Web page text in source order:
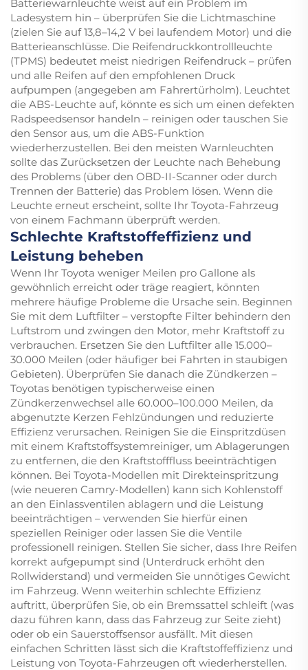
Batteriewarnleuchte weist auf ein Problem im
Ladesystem hin – überprüfen Sie die Lichtmaschine
(zielen Sie auf 13,8–14,2 V bei laufendem Motor) und die
Batterieanschlüsse. Die Reifendruckkontrollleuchte
(TPMS) bedeutet meist niedrigen Reifendruck – prüfen
und alle Reifen auf den empfohlenen Druck
aufpumpen (angegeben am Fahrertürholm). Leuchtet
die ABS-Leuchte auf, könnte es sich um einen defekten
Radspeedsensor handeln – reinigen oder tauschen Sie
den Sensor aus, um die ABS-Funktion
wiederherzustellen. Bei den meisten Warnleuchten
sollte das Zurücksetzen der Leuchte nach Behebung
des Problems (über den OBD-II-Scanner oder durch
Trennen der Batterie) das Problem lösen. Wenn die
Leuchte erneut erscheint, sollte Ihr Toyota-Fahrzeug
von einem Fachmann überprüft werden.
Schlechte Kraftstoffeffizienz und
Leistung beheben
Wenn Ihr Toyota weniger Meilen pro Gallone als
gewöhnlich erreicht oder träge reagiert, könnten
mehrere häufige Probleme die Ursache sein. Beginnen
Sie mit dem Luftfilter – verstopfte Filter behindern den
Luftstrom und zwingen den Motor, mehr Kraftstoff zu
verbrauchen. Ersetzen Sie den Luftfilter alle 15.000–
30.000 Meilen (oder häufiger bei Fahrten in staubigen
Gebieten). Überprüfen Sie danach die Zündkerzen –
Toyotas benötigen typischerweise einen
Zündkerzenwechsel alle 60.000–100.000 Meilen, da
abgenutzte Kerzen Fehlzündungen und reduzierte
Effizienz verursachen. Reinigen Sie die Einspritzdüsen
mit einem Kraftstoffsystemreiniger, um Ablagerungen
zu entfernen, die den Kraftstofffluss beeinträchtigen
können. Bei Toyota-Modellen mit Direkteinspritzung
(wie neueren Camry-Modellen) kann sich Kohlenstoff
an den Einlassventilen ablagern und die Leistung
beeinträchtigen – verwenden Sie hierfür einen
speziellen Reiniger oder lassen Sie die Ventile
professionell reinigen. Stellen Sie sicher, dass Ihre Reifen
korrekt aufgepumpt sind (Unterdruck erhöht den
Rollwiderstand) und vermeiden Sie unnötiges Gewicht
im Fahrzeug. Wenn weiterhin schlechte Effizienz
auftritt, überprüfen Sie, ob ein Bremssattel schleift (was
dazu führen kann, dass das Fahrzeug zur Seite zieht)
oder ob ein Sauerstoffsensor ausfällt. Mit diesen
einfachen Schritten lässt sich die Kraftstoffeffizienz und
Leistung von Toyota-Fahrzeugen oft wiederherstellen.